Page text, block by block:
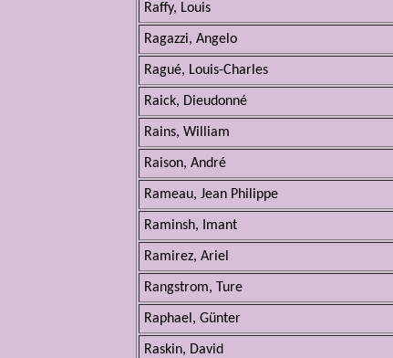
Raffy, Louis
Ragazzi, Angelo
Ragué, Louis-Charles
Raick, Dieudonné
Rains, William
Raison, André
Rameau, Jean Philippe
Raminsh, Imant
Ramirez, Ariel
Rangstrom, Ture
Raphael, Günter
Raskin, David